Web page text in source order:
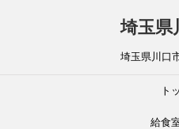
埼玉県
埼玉県川口
ト
給食